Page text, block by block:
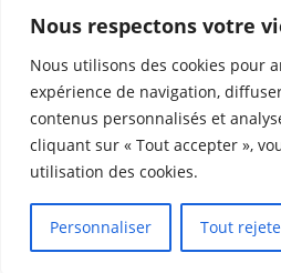
Nous respectons votre
Nous utilisons des cookies pour
expérience de navigation,
contenus personnalisés et
cliquant sur « Tout accepter »,
utilisation des cookies.
Personnaliser Tout
ACM Belcodène
RD 908 – 13720 Belcodène
Tel : 04 42 70 62 18
belcodene@leolagrange.org
Copyright 2026 - Fédération Léo